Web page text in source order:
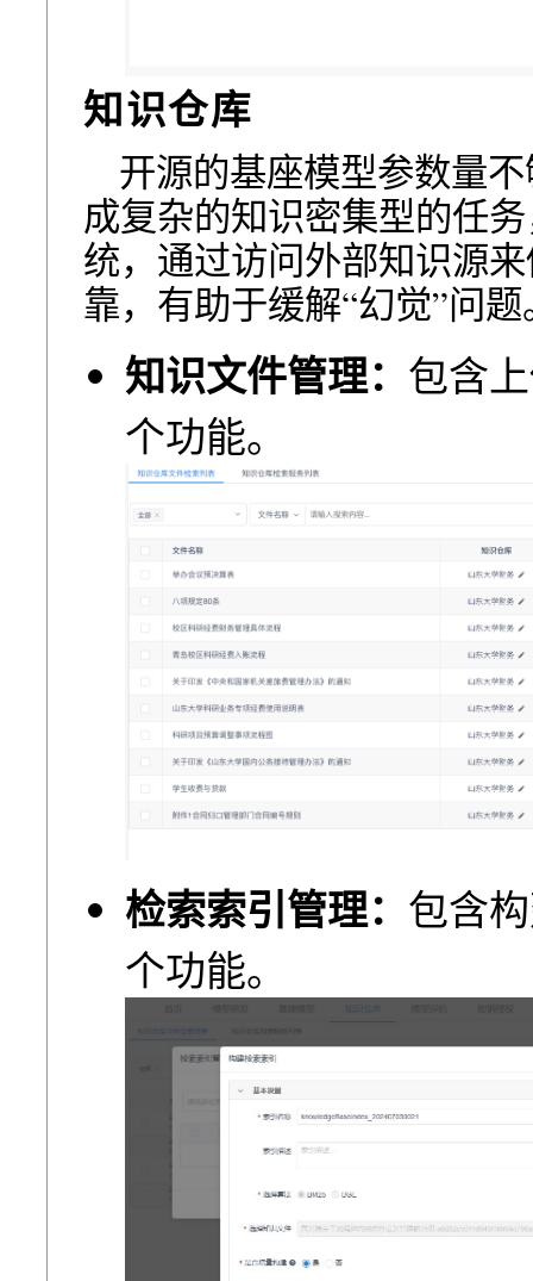
知识仓库
开源的基座模型参数量
成复杂的知识密集型的任
统，通过访问外部知识源
靠，有助于缓解“幻觉”问题
知识文件管理： 包含
个功能。
检索索引管理： 包含
个功能。